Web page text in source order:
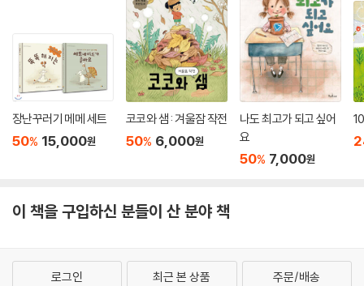
장난꾸러기 메메 세트
50% 15,000원
코코와 샘 : 겨울잠 작전
50% 6,000원
나도 최고가 되고 싶어
요
50% 7,000원
이 책을 구입하신 분들이 산 분야 책
로그인 최근 본 상품 주문/배송